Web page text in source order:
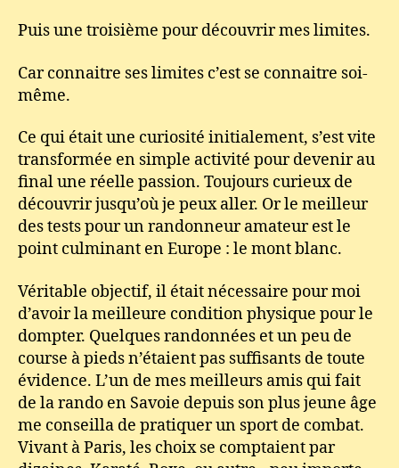
Puis une troisième pour découvrir mes limites.
Car connaitre ses limites c’est se connaitre soi-
même.
Ce qui était une curiosité initialement, s’est vite
transformée en simple activité pour devenir au
final une réelle passion. Toujours curieux de
découvrir jusqu’où je peux aller. Or le meilleur
des tests pour un randonneur amateur est le
point culminant en Europe : le mont blanc.
Véritable objectif, il était nécessaire pour moi
d’avoir la meilleure condition physique pour le
dompter. Quelques randonnées et un peu de
course à pieds n’étaient pas suffisants de toute
évidence. L’un de mes meilleurs amis qui fait
de la rando en Savoie depuis son plus jeune âge
me conseilla de pratiquer un sport de combat.
Vivant à Paris, les choix se comptaient par